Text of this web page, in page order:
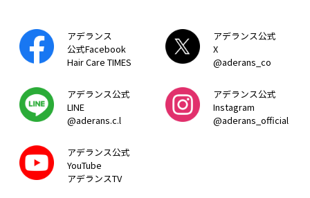
アデランス
公式Facebook
Hair Care TIMES
アデランス公式
X
@aderans_co
アデランス公式
LINE
@aderans.c.l
アデランス公式
Instagram
@aderans_official
アデランス公式
YouTube
アデランスTV